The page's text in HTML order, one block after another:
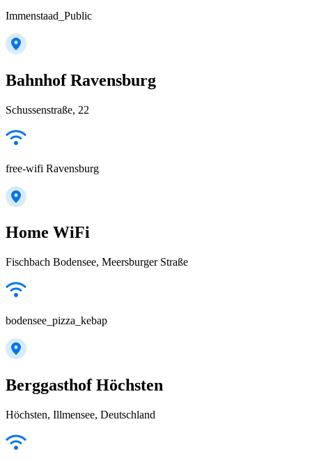
Immenstaad_Public
Bahnhof Ravensburg
Schussenstraße, 22
free-wifi Ravensburg
Home WiFi
Fischbach Bodensee, Meersburger Straße
bodensee_pizza_kebap
Berggasthof Höchsten
Höchsten, Illmensee, Deutschland